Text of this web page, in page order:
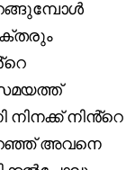
നിനക്ക് നിൻ്റെ
അവനെ